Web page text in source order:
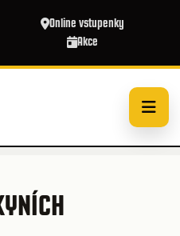
Online vstupenky
Akce